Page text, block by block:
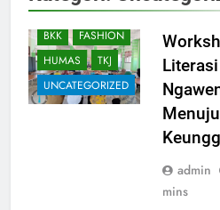
LEMBAGA
BKK
FASHION
HUMAS
TKJ
UNCATEGORIZED
admin
mins